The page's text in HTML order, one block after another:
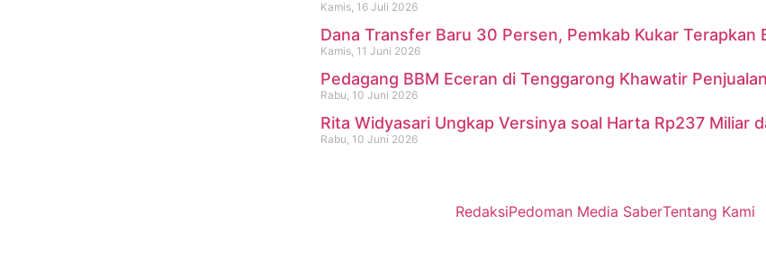
Kamis, 16 Juli 2026
Dana Transfer Baru 30 Persen, Pemkab Kukar Terapkan
Kamis, 11 Juni 2026
Pedagang BBM Eceran di Tenggarong Khawatir
Rabu, 10 Juni 2026
Rita Widyasari Ungkap Versinya soal Harta Rp237 Miliar
Rabu, 10 Juni 2026
RedaksiPedoman Media SaberTentang Kami